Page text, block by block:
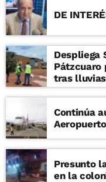
DE
Despliega
Pátzcuaro
tras lluvias
Continúa
Presunto
en la